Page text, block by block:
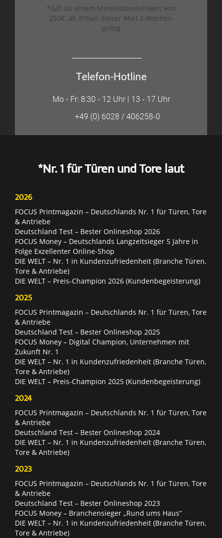
*Gilt ab einem Mindestbestellwert von
250€, ab Erhalt dieser Mail 2 Wochen
gültig
Telefon-Hotline
Mo - Fr: 8:30 - 12 Uhr | 13 - 17 Uhr
+49 (0) 6028 / 406258-0
*Nr. 1 für Türen und Tore laut
2026
FOCUS Printmagazin – Deutschlands Nr. 1 für Türen, Tore
& Antriebe
Deutschland Test – Bester Onlineshop 2026
FOCUS Money – Deutschlands Langzeitsieger 5 Jahre in
Folge Exzellenter Online-Shop
DIE WELT – Nr. 1 in Kundenzufriedenheit (Branche Türen,
Tore & Antriebe)
DIE WELT – Preis-Champion 2026 (Kundenbegeisterung)
2025
FOCUS Printmagazin – Deutschlands Nr. 1 für Türen, Tore
& Antriebe
Deutschland Test – Bester Onlineshop 2025
FOCUS Money – Digital Champion, Unternehmen mit
Zukunft Nr. 1
DIE WELT – Nr. 1 in Kundenzufriedenheit (Branche Türen,
Tore & Antriebe)
DIE WELT – Preis-Champion 2025 (Kundenbegeisterung)
2024
FOCUS Printmagazin – Deutschlands Nr. 1 für Türen, Tore
& Antriebe
Deutschland Test – Bester Onlineshop 2024
DIE WELT – Nr. 1 in Kundenzufriedenheit (Branche Türen,
Tore & Antriebe)
2023
FOCUS Printmagazin – Deutschlands Nr. 1 für Türen, Tore
& Antriebe
Deutschland Test – Bester Onlineshop 2023
FOCUS Money – Branchensieger „Rund ums Haus“
DIE WELT – Nr. 1 in Kundenzufriedenheit (Branche Türen,
Tore & Antriebe)